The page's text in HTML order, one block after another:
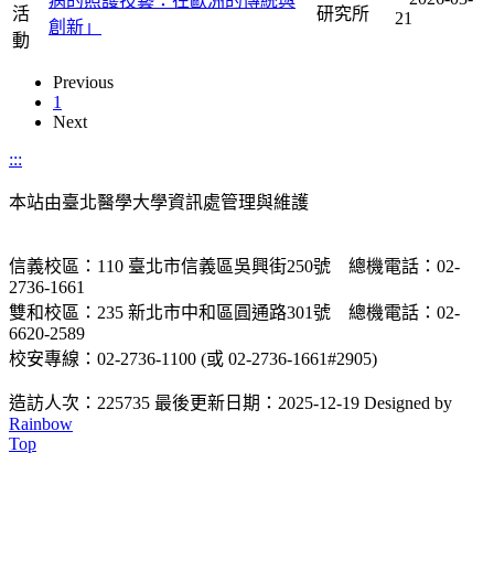
活
動
創新」
研究所
21
Previous
1
Next
:::
本站由臺北醫學大學資訊處管理與維護
信義校區：110 臺北市信義區吳興街250號 總機電話：02-
2736-1661
雙和校區：235 新北市中和區圓通路301號 總機電話：02-
6620-2589
校安專線：02-2736-1100 (或 02-2736-1661#2905)
造訪人次：225735 最後更新日期：2025-12-19 Designed by
Rainbow
Top